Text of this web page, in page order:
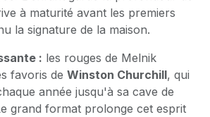
à maturité avant les premiers
la signature de la maison.
: les rouges de Melnik
favoris de Winston Churchill, qui
année jusqu'à sa cave de
grand format prolonge cet esprit